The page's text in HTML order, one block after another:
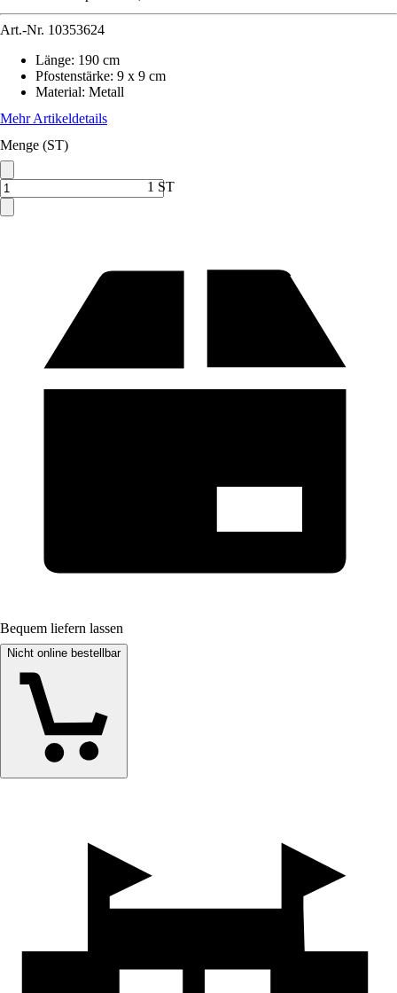
Art.-Nr. 10353624
Länge: 190 cm
Pfostenstärke: 9 x 9 cm
Material: Metall
Mehr Artikeldetails
Menge (ST)
1 ST
Bequem liefern lassen
Nicht online bestellbar